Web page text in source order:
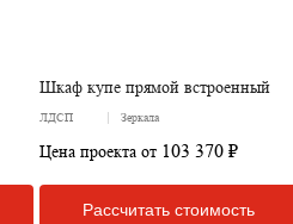
Шкаф купе прямой встроенный
ЛДСП Зеркала
Цена проекта от 103 370 ₽
Рассчитать стоимость